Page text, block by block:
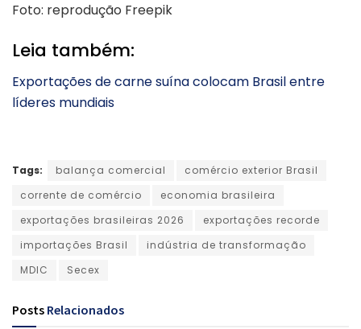
Foto: reprodução Freepik
Leia também:
Exportações de carne suína colocam Brasil entre
líderes mundiais
Tags: balança comercial
comércio exterior Brasil
corrente de comércio
economia brasileira
exportações brasileiras 2026
exportações recorde
importações Brasil
indústria de transformação
MDIC
Secex
Posts Relacionados